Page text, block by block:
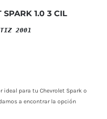
1.0 3 CIL
2001
ideal para tu Chevrolet Spark o
a encontrar la opción